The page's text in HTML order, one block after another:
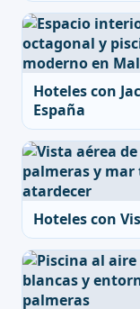
Hoteles con
España
Hoteles con